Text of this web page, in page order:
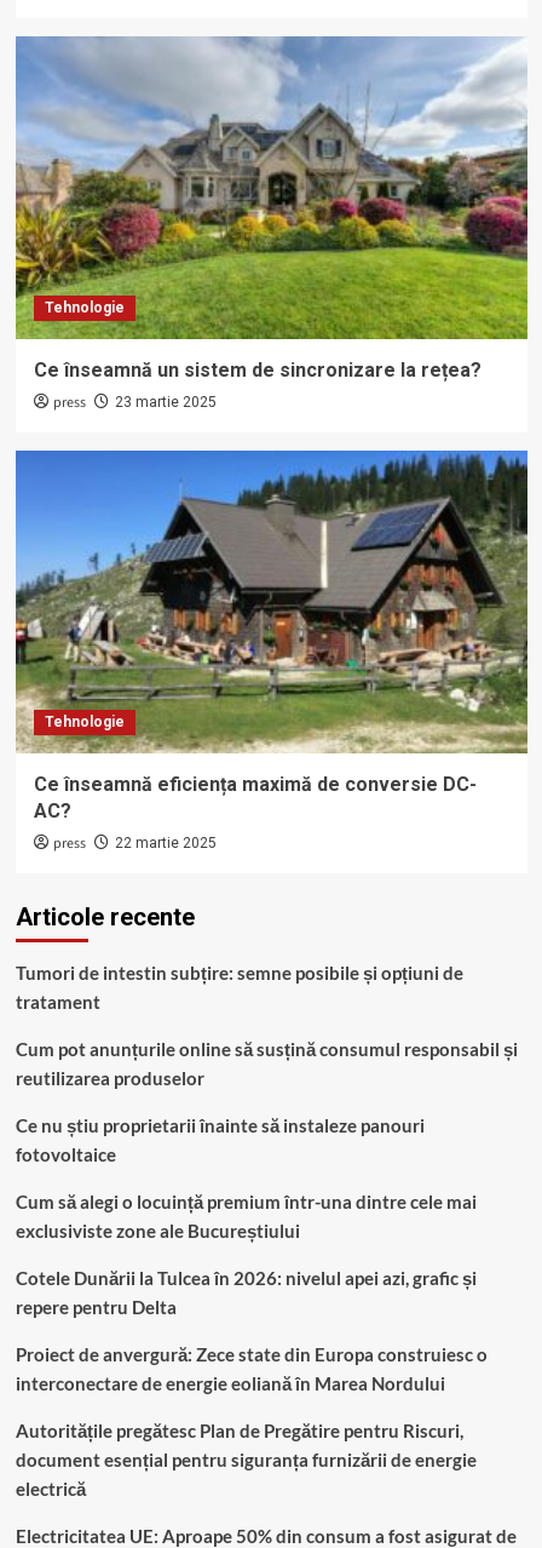
Tehnologie
Ce înseamnă un sistem de sincronizare la rețea?
press 23 martie 2025
Tehnologie
Ce înseamnă eficiența maximă de conversie DC-
AC?
press 22 martie 2025
Articole recente
Tumori de intestin subțire: semne posibile și opțiuni de
tratament
Cum pot anunțurile online să susțină consumul responsabil și
reutilizarea produselor
Ce nu știu proprietarii înainte să instaleze panouri
fotovoltaice
Cum să alegi o locuință premium într-una dintre cele mai
exclusiviste zone ale Bucureștiului
Cotele Dunării la Tulcea în 2026: nivelul apei azi, grafic și
repere pentru Delta
Proiect de anvergură: Zece state din Europa construiesc o
interconectare de energie eoliană în Marea Nordului
Autoritățile pregătesc Plan de Pregătire pentru Riscuri,
document esențial pentru siguranța furnizării de energie
electrică
Electricitatea UE: Aproape 50% din consum a fost asigurat de